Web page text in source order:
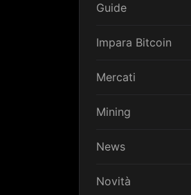
Guide
Impara Bitcoin
Mercati
Mining
News
Novità